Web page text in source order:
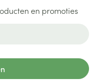
en promoties